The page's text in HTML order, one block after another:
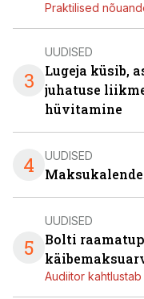
Praktilised
3
UUDISED
Lugeja küsib,
juhatuse
hüvitamine
4 UUDISED
5
UUDISED
Bolti
Audiitor